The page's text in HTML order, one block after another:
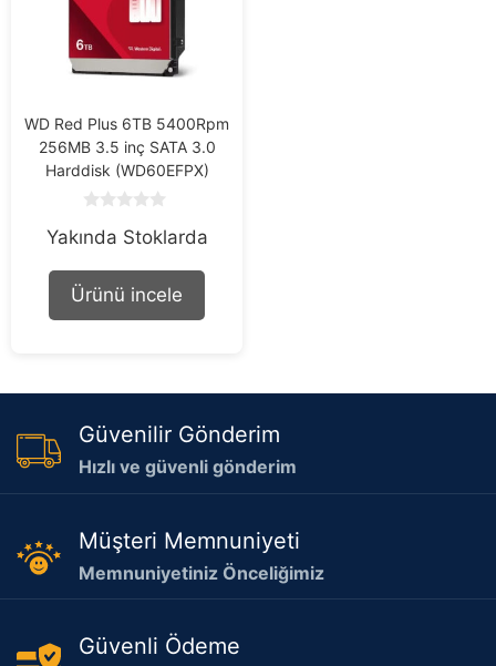
WD Red Plus 6TB 5400Rpm
256MB 3.5 inç SATA 3.0
Harddisk (WD60EFPX)
o
t
f
Yakında Stoklarda
Ürünü incele
Güvenilir Gönderim
Hızlı ve güvenli gönderim
Müşteri Memnuniyeti
Memnuniyetiniz Önceliğimiz
Güvenli Ödeme